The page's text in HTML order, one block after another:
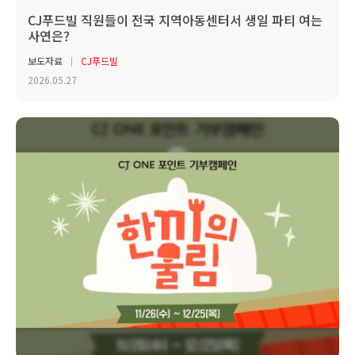
CJ푸드빌 직원들이 전국 지역아동센터서 생일 파티 여는
사연은?
보도자료
CJ푸드빌
2026.05.27